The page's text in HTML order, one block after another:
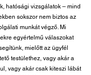
hatósági vizsgálatok – mind
sokszor nem biztos az
munkát végző. Mi
egyértelmű válaszokat
mielőtt az ügyfél
testülethez, vagy akár a
vagy akár csak kiteszi lábát